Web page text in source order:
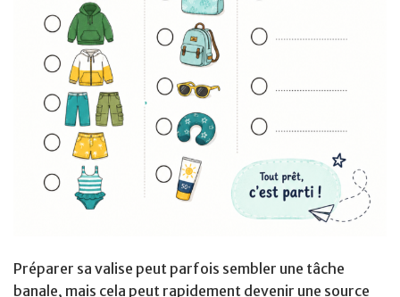
Préparer sa valise peut parfois sembler une tâche
banale, mais cela peut rapidement devenir une source